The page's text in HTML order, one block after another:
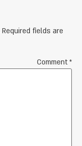
Required fields are
Comment*